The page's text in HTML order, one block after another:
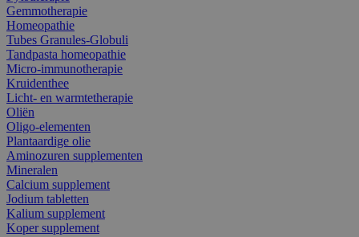
Gemmotherapie
Homeopathie
Tubes Granules-Globuli
Tandpasta homeopathie
Micro-immunotherapie
Kruidenthee
Licht- en warmtetherapie
Oliën
Oligo-elementen
Plantaardige olie
Aminozuren supplementen
Mineralen
Calcium supplement
Jodium tabletten
Kalium supplement
Koper supplement